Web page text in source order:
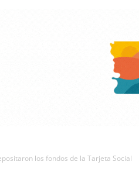
los fondos de la Tarjeta Social